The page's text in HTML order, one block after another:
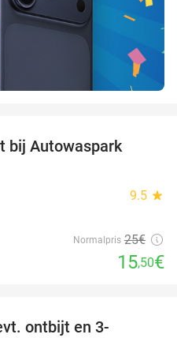
bij Autowaspark
9.5 star
Normalpris 25€
15,50€
ontbijt en 3-